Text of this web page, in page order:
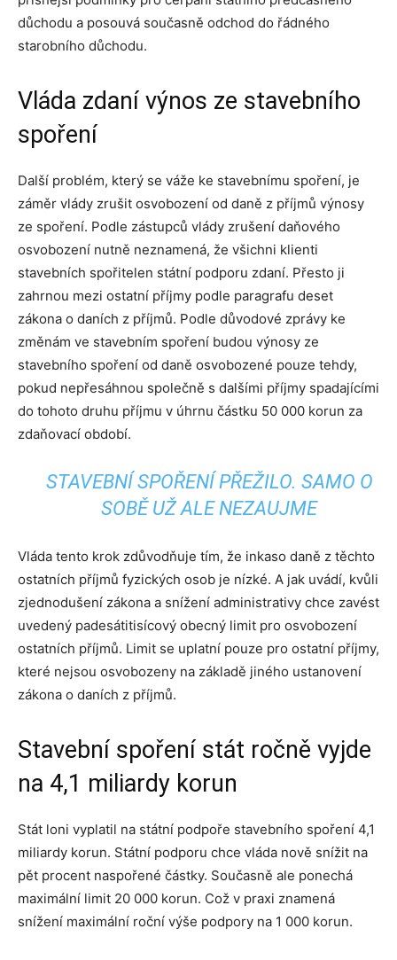
důchodu a posouvá současně odchod do řádného
starobního důchodu.
Vláda zdaní výnos ze stavebního
spoření
Další problém, který se váže ke stavebnímu spoření, je
záměr vlády zrušit osvobození od daně z příjmů výnosy
ze spoření. Podle zástupců vlády zrušení daňového
osvobození nutně neznamená, že všichni klienti
stavebních spořitelen státní podporu zdaní. Přesto ji
zahrnou mezi ostatní příjmy podle paragrafu deset
zákona o daních z příjmů. Podle důvodové zprávy ke
změnám ve stavebním spoření budou výnosy ze
stavebního spoření od daně osvobozené pouze tehdy,
pokud nepřesáhnou společně s dalšími příjmy spadajícími
do tohoto druhu příjmu v úhrnu částku 50 000 korun za
zdaňovací období.
STAVEBNÍ SPOŘENÍ PŘEŽILO. SAMO O
SOBĚ UŽ ALE NEZAUJME
Vláda tento krok zdůvodňuje tím, že inkaso daně z těchto
ostatních příjmů fyzických osob je nízké. A jak uvádí, kvůli
zjednodušení zákona a snížení administrativy chce zavést
uvedený padesátitisícový obecný limit pro osvobození
ostatních příjmů. Limit se uplatní pouze pro ostatní příjmy,
které nejsou osvobozeny na základě jiného ustanovení
zákona o daních z příjmů.
Stavební spoření stát ročně vyjde
na 4,1 miliardy korun
Stát loni vyplatil na státní podpoře stavebního spoření 4,1
miliardy korun. Státní podporu chce vláda nově snížit na
pět procent naspořené částky. Současně ale ponechá
maximální limit 20 000 korun. Což v praxi znamená
snížení maximální roční výše podpory na 1 000 korun.